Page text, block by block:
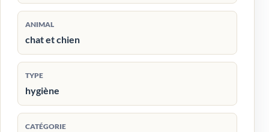
ANIMAL
chat et chien
TYPE
hygiène
CATÉGORIE